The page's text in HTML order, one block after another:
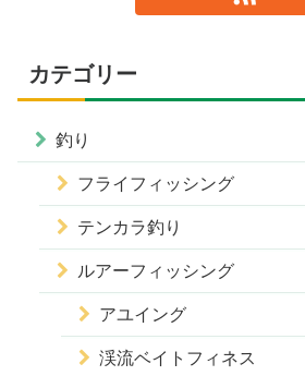
カテゴリー
釣り
フライフィッシング
テンカラ釣り
ルアーフィッシング
アユイング
渓流ベイトフィネス